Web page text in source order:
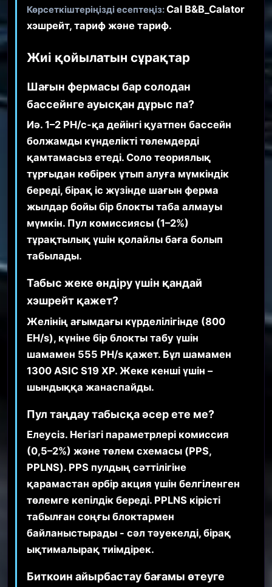
Көрсеткіштеріңізді есептеңіз:Cal B&B_Calator
хэшрейт, тариф және тариф.
Жиі қойылатын сұрақтар
Шағын фермасы бар солодан
бассейнге ауысқан дұрыс па?
Иә. 1–2 РН/с-қа дейінгі қуатпен бассейн
болжамды күнделікті төлемдерді
қамтамасыз етеді. Соло теориялық
тұрғыдан көбірек ұтып алуға мүмкіндік
береді, бірақ іс жүзінде шағын ферма
жылдар бойы бір блокты таба алмауы
мүмкін. Пул комиссиясы (1–2%)
тұрақтылық үшін қолайлы баға болып
табылады.
Табыс жеке өндіру үшін қандай
хэшрейт қажет?
Желінің ағымдағы күрделілігінде (800
EH/s), күніне бір блокты табу үшін
шамамен 555 PH/s қажет. Бұл шамамен
1300 ASIC S19 XP. Жеке кенші үшін –
шындыққа жанаспайды.
Пул таңдау табысқа әсер ете ме?
Елеусіз. Негізгі параметрлері комиссия
(0,5–2%) және төлем схемасы (PPS,
PPLNS). PPS пулдың сәттілігіне
қарамастан әрбір акция үшін белгіленген
төлемге кепілдік береді. PPLNS кірісті
табылған соңғы блоктармен
байланыстырады - сәл тәуекелді, бірақ
ықтималырақ тиімдірек.
Биткоин айырбастау бағамы өтеуге